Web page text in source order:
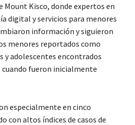
Mount Kisco, donde expertos en
digital y servicios para menores
información y siguieron
menores reportados como
y adolescentes encontrados
cuando fueron inicialmente
especialmente en cinco
con altos índices de casos de